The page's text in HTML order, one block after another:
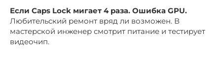
Если Caps Lock мигает 4 раза. Ошибка GPU.
Любительский ремонт вряд ли возможен. В
мастерской инженер смотрит питание и тестирует
видеочип.